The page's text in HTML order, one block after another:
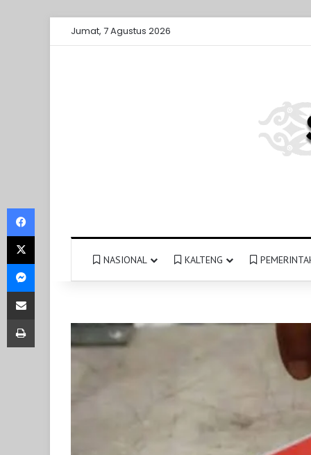
Jumat, 7 Agustus 2026
NASIONAL KALTENG
Facebook
X
Messenger
Share via Email